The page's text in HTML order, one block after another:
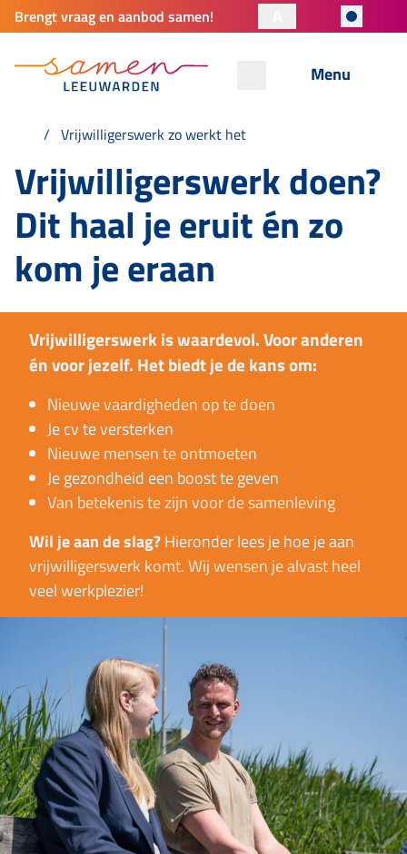
Brengt vraag en aanbod samen!
Menu
Vrijwilligerswerk zo werkt het
Vrijwilligerswerk doen?
Dit haal je eruit én zo
kom je eraan
Vrijwilligerswerk is waardevol. Voor anderen
én voor jezelf. Het biedt je de kans om:
Nieuwe vaardigheden op te doen
Je cv te versterken
Nieuwe mensen te ontmoeten
Je gezondheid een boost te geven
Van betekenis te zijn voor de samenleving
Wil je aan de slag?Hieronder lees je hoe je aan
vrijwilligerswerk komt. Wij wensen je alvast heel
veel werkplezier!